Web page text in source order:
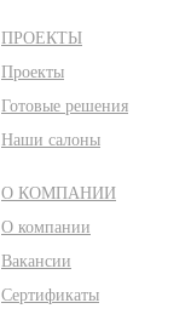
ПРОЕКТЫ
Проекты
Готовые решения
Наши салоны
О КОМПАНИИ
О компании
Вакансии
Сертификаты